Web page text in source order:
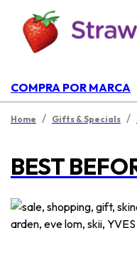
COMPRA POR MARCA
Home / Gifts & Specials /
BEST